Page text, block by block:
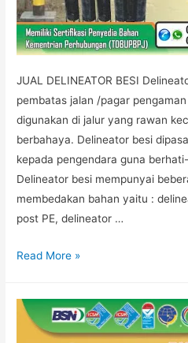
JUAL DELINEATOR BESI
pembatas jalan /pagar
digunakan di jalur yang rawan
berbahaya. Delineator besi
kepada pengendara guna
Delineator besi mempunyai
membedakan bahan yaitu :
post PE, delineator …
JUAL
Read More »